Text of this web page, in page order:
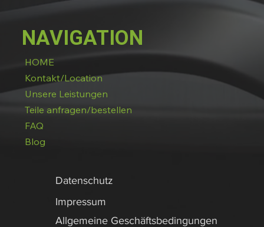
Datenschutz
Impressum
Allgemeine Geschäftsbedingungen
NAVIGATION
HOME
Kontakt/Location
Unsere Leistungen
Teile anfragen/bestellen
FAQ
Blog